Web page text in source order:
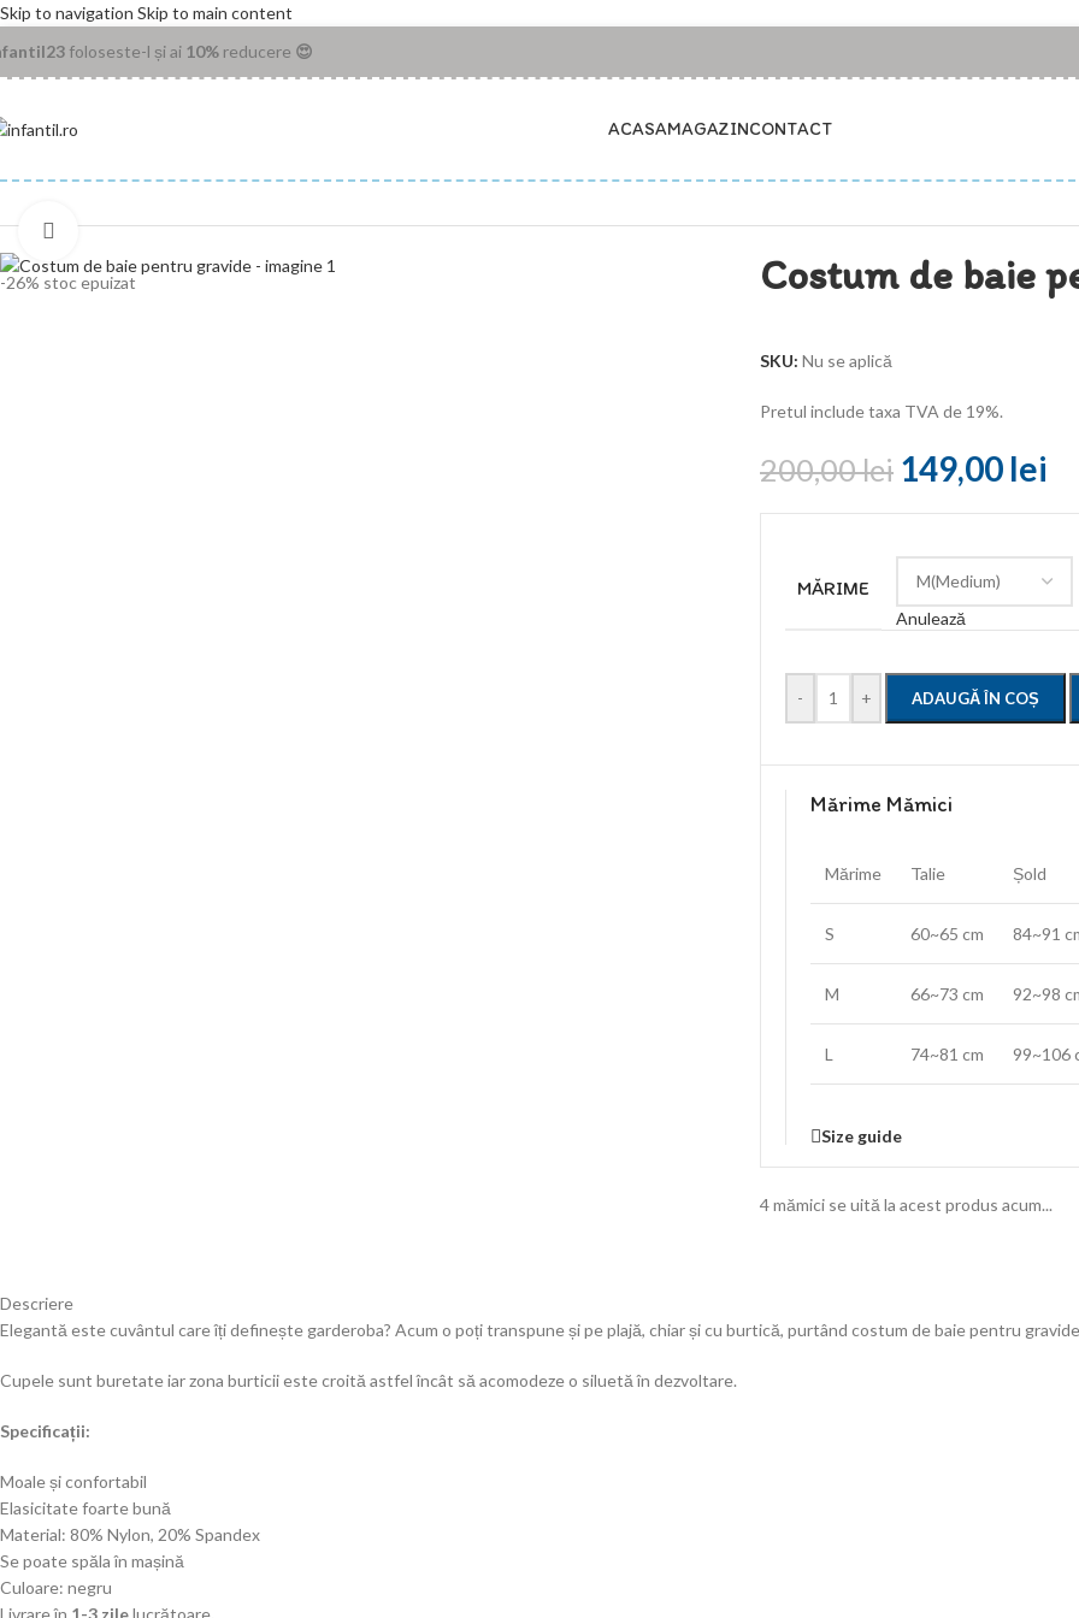
Skip to navigation Skip to main content
foloseste-l și ai 10% reducere 😍
ACASAMAGAZINCONTACT
-26% stoc epuizat
Apasa pentru marire
Costum de baie
SKU: Nu se aplică
Pretul include taxa TVA de 19%.
200,00lei 149,00 lei
MĂRIME
Anulează
- + ADAUGĂ ÎN COȘ
Mărime Mămici
Mărime Talie Șold
S 60~65 cm 84~91
M 66~73 cm 92~98
L 74~81 cm 99~106
Size guide
4mămici se uită la acest produs acum...
Descriere
Elegantă este cuvântul care îți definește garderoba? Acum o poți transpune și pe plajă, chiar și cu burtică, purtând costum de baie pentru
Cupele sunt buretate iar zona burticii este croită astfel încât să acomodeze o siluetă în dezvoltare.
Specificații:
Moale și confortabil
Elasicitate foarte bună
Material: 80% Nylon, 20% Spandex
Sepoate spăla în mașină
Culoare: negru